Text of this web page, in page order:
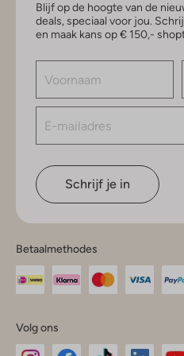
Blijf op de hoogte van de
deals, speciaal voor jou.
en maak kans op € 150,-
Schrijf je in
Betaalmethodes
Volg ons